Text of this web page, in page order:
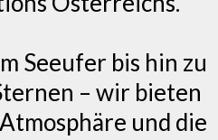
Seeufer bis hin zu
– wir bieten
und die